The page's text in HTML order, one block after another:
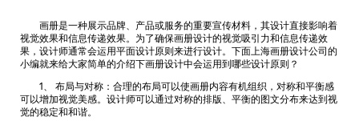
画册是一种展示品牌、产品或服务的重要宣传材料，其设计直接影响着
视觉效果和信息传递效果。为了确保画册设计的视觉吸引力和信息传递效
果，设计师通常会运用平面设计原则来进行设计。下面上海画册设计公司 的
小编就来给大家简单的介绍下画册设计中会运用到哪些设计原则？
1、 布局与对称：合理的布局可以使画册内容有机组织，对称和平衡感
可以增加视觉美感。设计师可以通过对称的排版、平衡的图文分布来达到视
觉的稳定和和谐。